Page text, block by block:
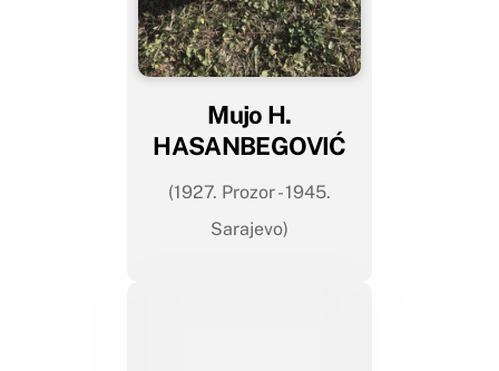
Mujo H.
HASANBEGOVIĆ
(1927. Prozor - 1945.
Sarajevo)